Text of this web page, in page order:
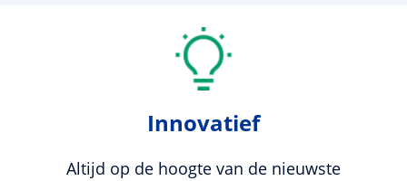
Innovatief
Altijd op de hoogte van de nieuwste